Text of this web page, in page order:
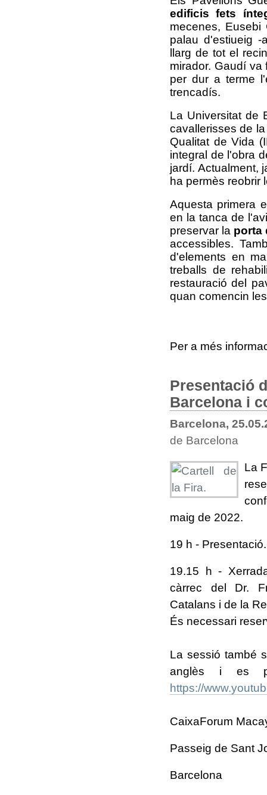
edificis fets
mecenes,
palau d'estiueig -
llarg de tot el
mirador. Gaudí va
per dur a terme
trencadís.
La Universitat de
cavallerisses de
Qualitat de Vida
integral de l'obra
jardí. Actualment,
ha permès reobrir
Aquesta primera
en la tanca de
preservar la porta
accessibles.
d'elements en
treballs de
restauració del
quan comencin
Per a més
Presentació
Barcelona i
Barcelona,
de Barcelona
La
maig de 2022.
19 h - Presentació.
19.15 h -
càrrec del Dr.
Catalans i de la
És necessari
La sessió també
anglès i es
https://
CaixaForum
Passeig de Sant
Barcelona